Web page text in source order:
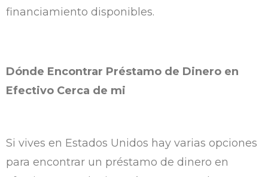
financiamiento disponibles.
Dónde Encontrar Préstamo de Dinero en
Efectivo Cerca de mi
Si vives en Estados Unidos hay varias opciones
para encontrar un préstamo de dinero en